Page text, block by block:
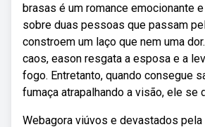
brasas é um romance emocionante
sobre duas pessoas que passam
constroem um laço que nem uma
caos, eason resgata a esposa e a
fogo. Entretanto, quando consegue
fumaça atrapalhando a visão, ele se
Webagora viúvos e devastados pela